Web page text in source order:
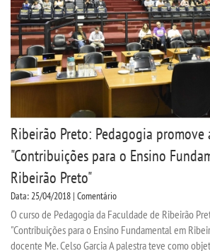
Ribeirão Preto: Pedagogia promove
"Contribuições para o Ensino
Ribeirão Preto"
Data: 25/04/2018 | Comentário
O curso de Pedagogia da Faculdade de Ribeirão
"Contribuições para o Ensino Fundamental em
docente Me. Celso Garcia A palestra teve como